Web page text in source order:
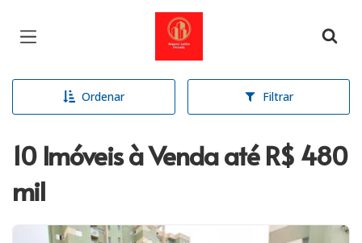
Página inicial
Ordenar Filtrar
10 Imóveis à Venda até R$ 480
mil